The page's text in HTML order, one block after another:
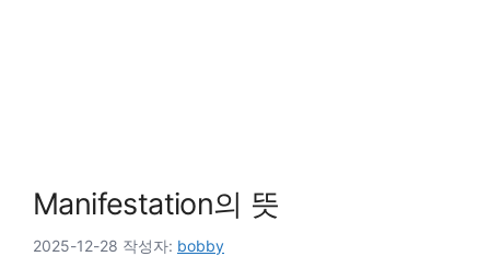
Manifestation의 뜻
2025-12-28 작성자: bobby